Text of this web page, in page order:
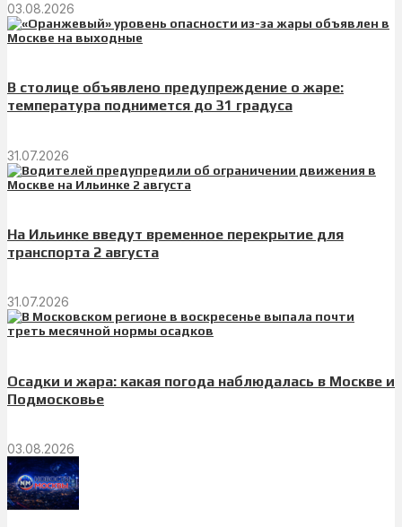
03.08.2026
В столице объявлено предупреждение о жаре:
температура поднимется до 31 градуса
31.07.2026
На Ильинке введут временное перекрытие для
транспорта 2 августа
31.07.2026
Осадки и жара: какая погода наблюдалась в Москве и
Подмосковье
03.08.2026